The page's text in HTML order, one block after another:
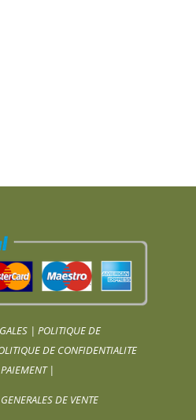
|POLITIQUE DE
DE CONFIDENTIALITE
|
DE VENTE